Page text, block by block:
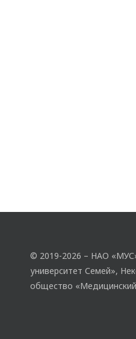
© 2019-2026 – НАО
университет Семей»,
общество